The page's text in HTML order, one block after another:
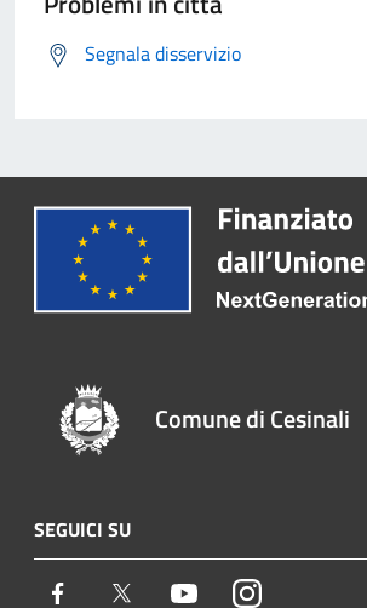
Segnala disservizio
Comune di Cesinali
SEGUICI SU
Facebook Twitter YoutubeInstagram